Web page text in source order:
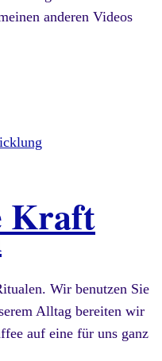
anderen Videos
Kraft
Wir benutzen Sie
Alltag bereiten wir
auf eine für uns ganz